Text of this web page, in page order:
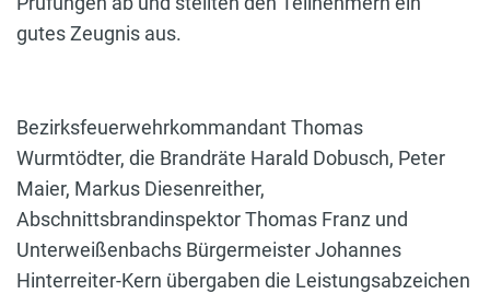
gutes Zeugnis aus.
Bezirksfeuerwehrkommandant Thomas
Wurmtödter, die Brandräte Harald Dobusch, Peter
Maier, Markus Diesenreither,
Abschnittsbrandinspektor Thomas Franz und
Unterweißenbachs Bürgermeister Johannes
Hinterreiter-Kern übergaben die Leistungsabzeichen